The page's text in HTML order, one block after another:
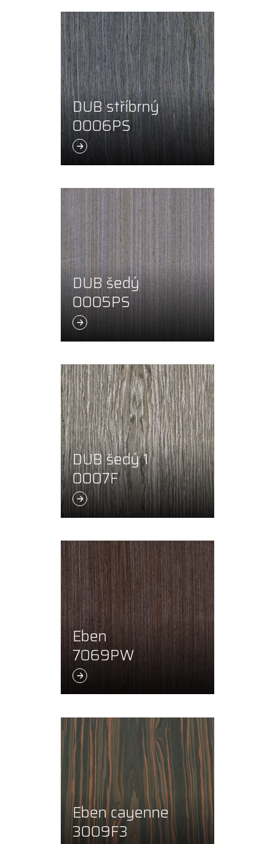
DUB stříbrný
0006PS
DUB šedý
0005PS
DUB šedý 1
0007F
Eben
7069PW
Eben cayenne
3009F3